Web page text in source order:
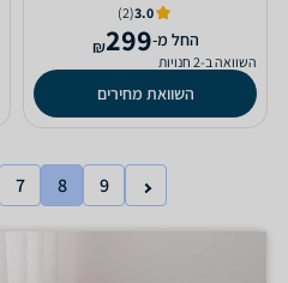
3.0
(2)
‫החל מ-299
₪
השוואה ב-2 חנויות
השוואת מחירים
7 8 9